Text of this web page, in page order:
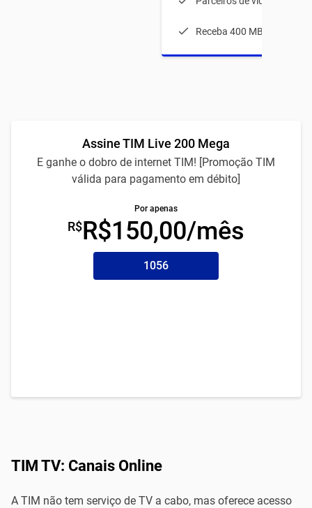
Receba 400 MB durante
Assine TIM Live 200 Mega
E ganhe o dobro de internet TIM! [Promoção TIM
válida para pagamento em débito]
Por apenas
R$R$150,00/mês
1056
TIM TV: Canais Online
A TIM não tem serviço de TV a cabo, mas oferece acesso